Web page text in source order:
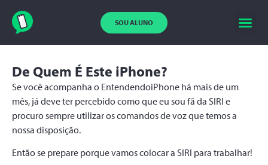
SOU ALUNO
De Quem É Este iPhone?
Se você acompanha o EntendendoiPhone há mais de um
mês, já deve ter percebido como que eu sou fã da SIRI e
procuro sempre utilizar os comandos de voz que temos a
nossa disposição.
Então se prepare porque vamos colocar a SIRI para trabalhar!